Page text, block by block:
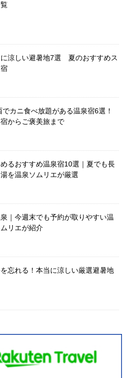
に涼しい避暑地7選 夏のおすすめス
でカニ食べ放題がある温泉宿6選！
からご褒美旅まで
るおすすめ温泉宿10選｜夏でも長
を温泉ソムリエが厳選
｜今週末でも予約が取りやすい温
リエが紹介
を忘れる！本当に涼しい厳選避暑地